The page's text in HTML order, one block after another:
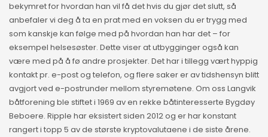
bekymret for hvordan han vil få det hvis du gjør det slutt, så
anbefaler vi deg å ta en prat med en voksen du er trygg med
som kanskje kan følge med på hvordan han har det – for
eksempel helsesøster. Dette viser at utbygginger også kan
være med på å fø andre prosjekter. Det har i tillegg vært hyppig
kontakt pr. e-post og telefon, og flere saker er av tidshensyn blitt
avgjort ved e-postrunder mellom styremøtene. Om oss Langvik
båtforening ble stiftet i 1969 av en rekke båtinteresserte Bygdøy
Beboere. Ripple har eksistert siden 2012 og er har konstant
rangert i topp 5 av de største kryptovalutaene i de siste årene.